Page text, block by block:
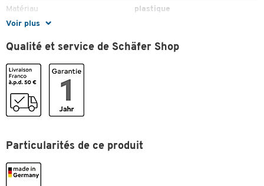
Voir plus
Matériau plastique
Nombre de compartiments
(pièce(s))
Couleurs
Coloris
Largeur (mm) 305
Qualité et service de Schäfer Shop
Particularités de ce produit